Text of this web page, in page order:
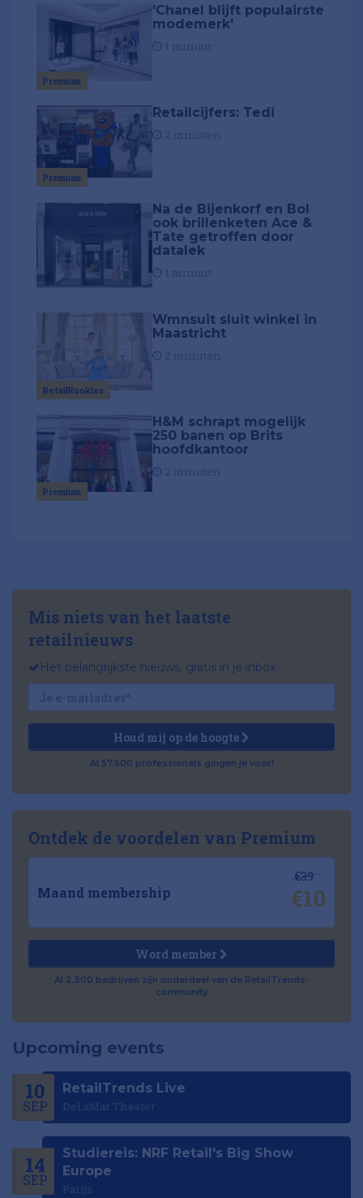
Premium
'Chanel blijft populairste
modemerk'
Premium
Retailcijfers: Tedi
Na de Bijenkorf en Bol
ook brillenketen Ace &
Tate getroffen door
datalek
RetailRookies
Wmnsuit sluit winkel in
Maastricht
Premium
H&M schrapt mogelijk
250 banen op Brits
hoofdkantoor
Mis niets van het laatste
retailnieuws
Het belangrijkste nieuws, gratis in je inbox
Houd mij op de hoogte
Al 57.500 professionals gingen je voor!
Ontdek de voordelen van Premium
Maand membership
€39
€10
Word member
Al 2.500 bedrijven zijn onderdeel van de RetailTrends-
community
Upcoming events
10
SEP
RetailTrends Live
DeLaMar Theater
14
SEP
Studiereis: NRF Retail's Big Show
Europe
Parijs